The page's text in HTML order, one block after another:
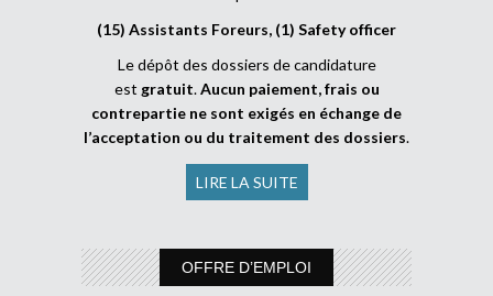
(15) Assistants Foreurs, (1) Safety officer
Le dépôt des dossiers de candidature
est gratuit.Aucun paiement, frais ou
contrepartie ne sont exigés en échange de
l’acceptation ou du traitement des dossiers.
LIRE LA SUITE
OFFRE D’EMPLOI